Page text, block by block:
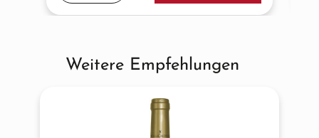
Produktgalerie überspringen
Weitere Empfehlungen